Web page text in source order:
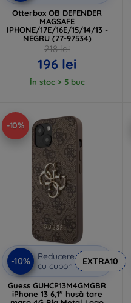
Otterbox OB DEFENDER
MAGSAFE
IPHONE/17E/16E/15/14/13 -
NEGRU (77-97534)
218 lei
196 lei
În stoc > 5 buc
-10%
-10%
Reducere
cu cupon
EXTRA10
Guess GUHCP13M4GMGBR
iPhone 13 6,1" husă tare